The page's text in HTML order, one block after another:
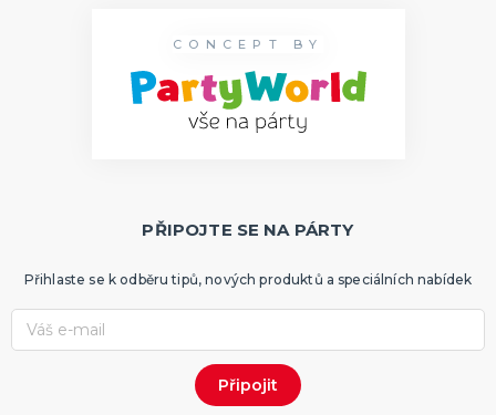
CONCEPT BY
PŘIPOJTE SE NA PÁRTY
Přihlaste se k odběru tipů, nových produktů a speciálních nabídek